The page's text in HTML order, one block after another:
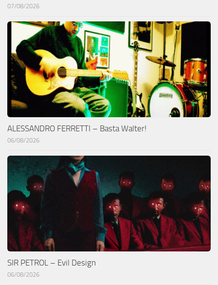
07/08/2026
ALESSANDRO FERRETTI – Basta Walter!
06/08/2026
SIR PETROL – Evil Design
06/08/2026